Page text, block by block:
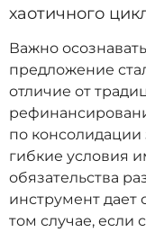
хаотичного
Важно
предложение
отличие от
по консолидации
гибкие условия
обязательства
инструмент дает
том случае, если